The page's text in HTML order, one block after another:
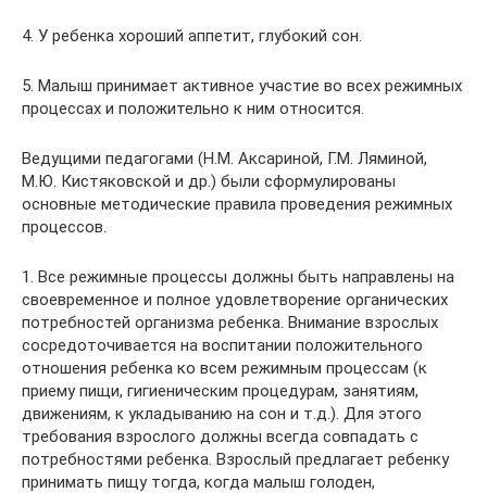
4. У ребенка хороший аппетит, глубокий сон.
5. Малыш принимает активное участие во всех режимных
процессах и положительно к ним относится.
Ведущими педагогами (Н.М. Аксариной, Г.М. Ляминой,
М.Ю. Кистяковской и др.) были сформулированы
основные методические правила проведения режимных
процессов.
1. Все режимные процессы должны быть направлены на
своевременное и полное удовлетворение органических
потребностей организма ребенка. Внимание взрослых
сосредоточивается на воспитании положительного
отношения ребенка ко всем режимным процессам (к
приему пищи, гигиеническим процедурам, занятиям,
движениям, к укладыванию на сон и т.д.). Для этого
требования взрослого должны всегда совпадать с
потребностями ребенка. Взрослый предлагает ребенку
принимать пищу тогда, когда малыш голоден,